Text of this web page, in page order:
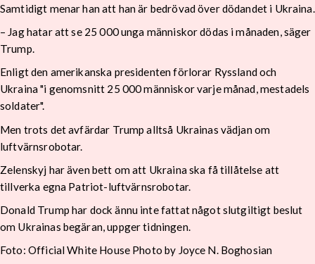
Samtidigt menar han att han är bedrövad över dödandet i Ukraina.
– Jag hatar att se 25 000 unga människor dödas i månaden, säger
Trump.
Enligt den amerikanska presidenten förlorar Ryssland och
Ukraina "i genomsnitt 25 000 människor varje månad, mestadels
soldater".
Men trots det avfärdar Trump alltså Ukrainas vädjan om
luftvärnsrobotar.
Zelenskyj har även bett om att Ukraina ska få tillåtelse att
tillverka egna Patriot-luftvärnsrobotar.
Donald Trump har dock ännu inte fattat något slutgiltigt beslut
om Ukrainas begäran, uppger tidningen.
Foto: Official White House Photo by Joyce N. Boghosian